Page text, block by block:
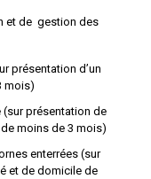
et de gestion des
présentation d’un
mois)
(sur présentation de
moins de 3 mois)
enterrées (sur
et de domicile de